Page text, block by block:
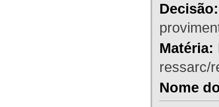
Decisão:
Matéria:
ressarc/
Nome